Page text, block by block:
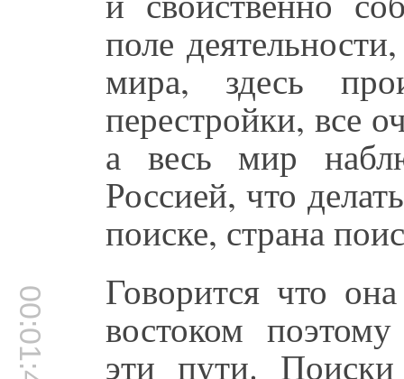
поле
мира, здесь
перестройки, все
а весь мир
Россией, что
поиске, страна
00:01:42 Говорится что
востоком
эти пути.